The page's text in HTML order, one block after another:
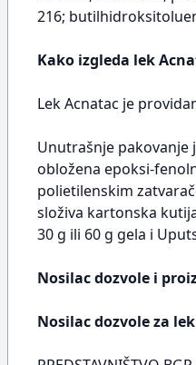
216;
Kako izgleda lek
Lek Acnatac je
Unutrašnje pakovanje
obložena epoksi-
polietilenskim
složiva kartonska
30 g ili 60 g gela i
Nosilac dozvole i
Nosilac dozvole za